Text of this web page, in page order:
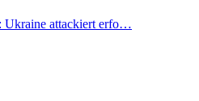
Ukraine attackiert erfo…